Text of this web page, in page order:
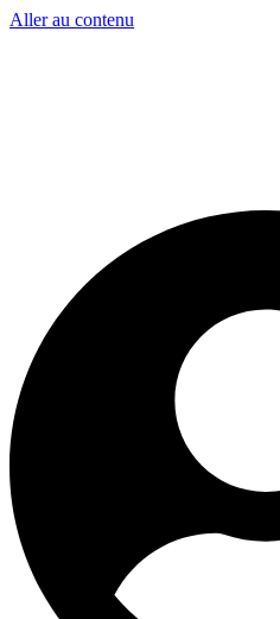
Aller au contenu